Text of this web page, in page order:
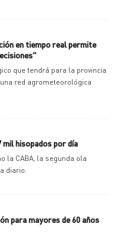
en tiempo real permite
que tendrá para la provincia
red agrometeorológica
mil hisopados por día
la CABA, la segunda ola
diario.
para mayores de 60 años